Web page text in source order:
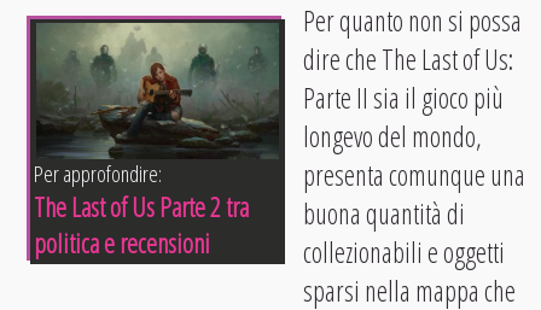
Per approfondire:
The Last of Us Parte 2 tra
politica e recensioni
Per quanto non si possa
dire che The Last of Us:
Parte II sia il gioco più
longevo del mondo,
presenta comunque una
buona quantità di
collezionabili e oggetti
sparsi nella mappa che